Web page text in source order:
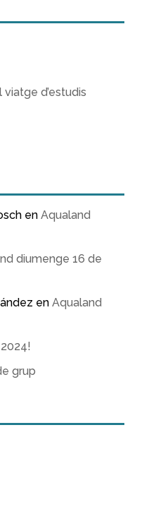
d’estudis
en Aqualand
diumenge 16 de
en Aqualand
grup